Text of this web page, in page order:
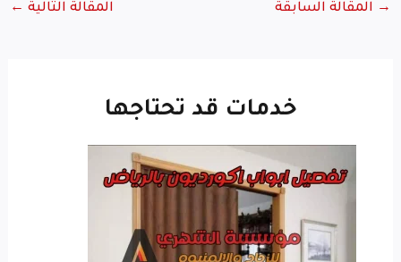
→ المقالة السابقة المقالة التالية ←
خدمات قد تحتاجها